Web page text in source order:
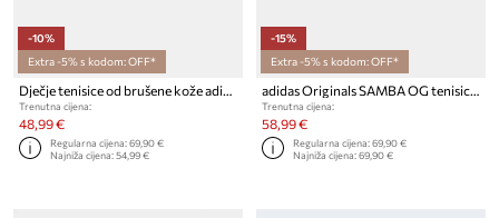
-10%
Extra -5% s kodom: OFF*
Dječje tenisice od brušene kože adidas Originals GAZELLE
Trenutna cijena:
48,99 €
Regularna cijena:69,90 €
Najniža cijena:54,99 €
-15%
Extra -5% s kodom: OFF*
adidas Originals SAMBA OG tenisice za djecu od kože
Trenutna cijena:
58,99 €
Regularna cijena:69,90 €
Najniža cijena:69,90 €